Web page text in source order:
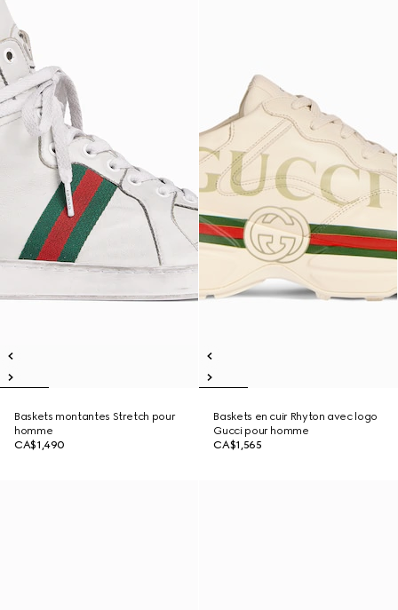
Baskets montantes Stretch pour
homme
CA$1,490
Baskets en cuir Rhyton avec logo
Gucci pour homme
CA$1,565